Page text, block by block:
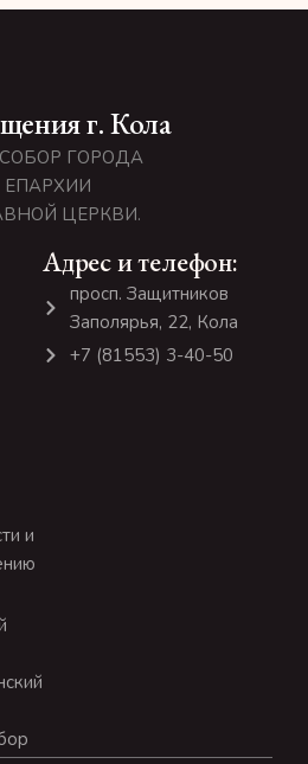
г. Кола
ГОРОДА
ЦЕРКВИ.
и
Адрес и телефон:
просп. Защитников
Заполярья, 22, Кола
+7 (81553) 3-40-50